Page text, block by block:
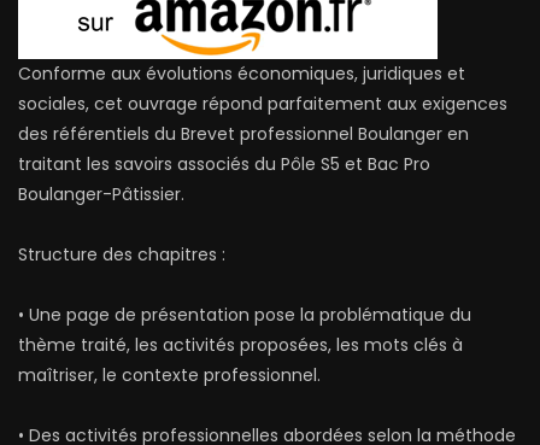
Conforme aux évolutions économiques, juridiques et
sociales, cet ouvrage répond parfaitement aux exigences
des référentiels du Brevet professionnel Boulanger en
traitant les savoirs associés du Pôle S5 et Bac Pro
Boulanger-Pâtissier.
Structure des chapitres :
• Une page de présentation pose la problématique du
thème traité, les activités proposées, les mots clés à
maîtriser, le contexte professionnel.
• Des activités professionnelles abordées selon la méthode